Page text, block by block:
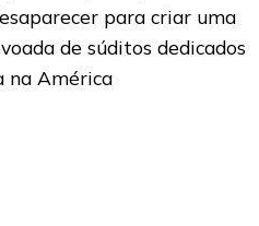
para criar uma
de súditos dedicados
na América